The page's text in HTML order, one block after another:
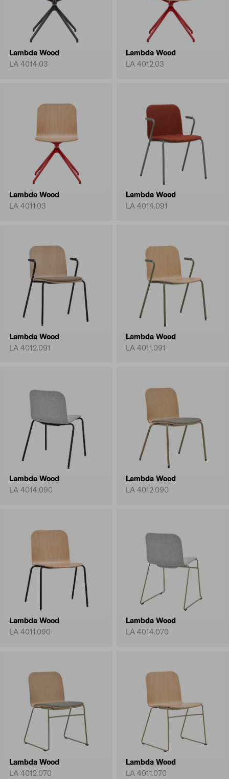
Lambda Wood
LA 4014.03
Lambda Wood
LA 4012.03
Lambda Wood
LA 4011.03
Lambda Wood
LA 4014.091
Lambda Wood
LA 4012.091
Lambda Wood
LA 4011.091
Lambda Wood
LA 4014.090
Lambda Wood
LA 4012.090
Lambda Wood
LA 4011.090
Lambda Wood
LA 4014.070
Lambda Wood
LA 4012.070
Lambda Wood
LA 4011.070